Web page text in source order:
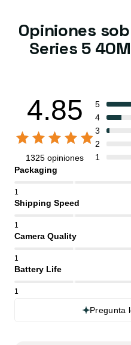
Opiniones
Series 5
4.85
1325 opiniones
5
4
3
2
1
Packaging
1
Shipping Speed
1
Camera Quality
1
Battery Life
1
Pregunta